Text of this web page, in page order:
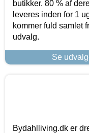
butikker. 80 % af
leveres inden for 1
kommer fuld samlet
udvalg.
Se
Bydahlliving.dk er